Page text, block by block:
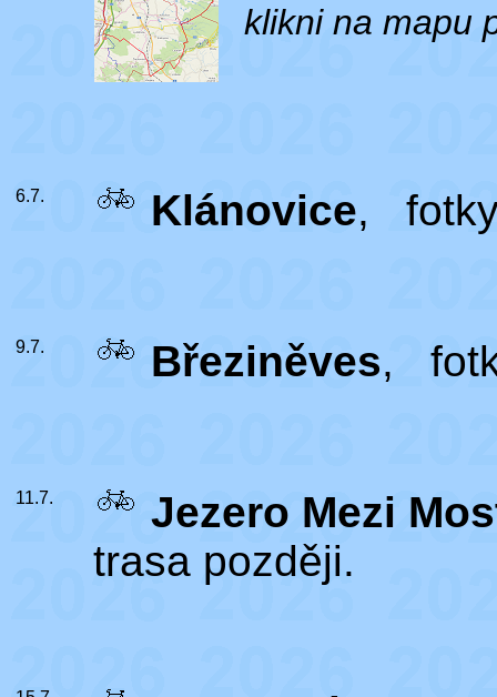
klikni na mapu
6.7. Klánovice,
9.7. Březiněves,
11.7.
Jezero Mezi
trasa později.